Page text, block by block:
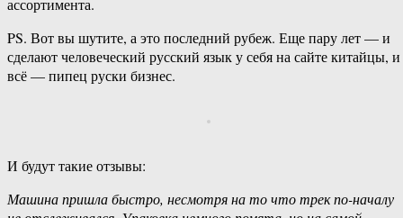
ассортимента.
PS. Вот вы шутите, а это последний рубеж. Еще пару лет — и
сделают человеческий русский язык у себя на сайте китайцы, и
всё — пипец руски бизнес.
И будут такие отзывы:
Машина пришла быстро, несмотря на то что трек по-началу